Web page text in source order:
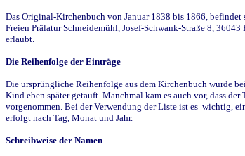
Das Original-Kirchenbuch von Januar 1838 bis 1866,
Freien Prälatur Schneidemühl, Josef-Schwank-Straße 8,
erlaubt.
Die Reihenfolge der Einträge
Die ursprüngliche Reihenfolge aus dem Kirchenbuch wurde
Kind eben später getauft. Manchmal kam es auch vor, dass
vorgenommen. Bei der Verwendung der Liste ist es wichtig,
erfolgt nach Tag, Monat und Jahr.
Schreibweise der Namen